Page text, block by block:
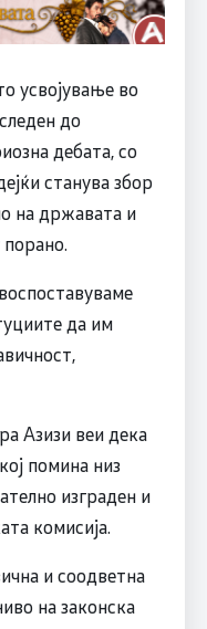
усвојување во
до
дебата, со
станува збор
на државата и
да им
Азизи веи дека
помина низ
изграден и
комисија.
и соодветна
на законска